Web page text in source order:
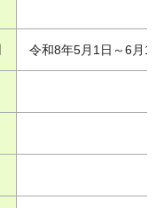
令和8年5月1日～6月